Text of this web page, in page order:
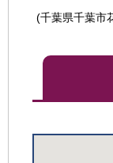
(千葉県千葉市